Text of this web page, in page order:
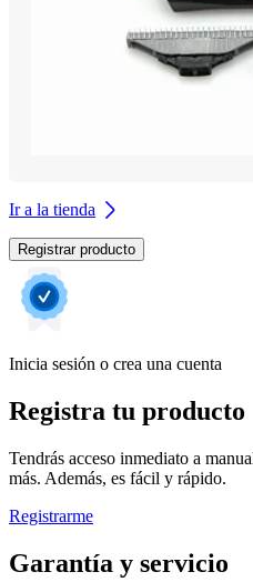
Ir a la tienda
Registrar producto
Inicia sesión o crea una cuenta
Registra tu producto
Tendrás acceso inmediato a
más. Además, es fácil y rápido.
Registrarme
Garantía y servicio